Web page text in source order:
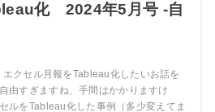
化 2024年5月号 -自
クセル月報をTableau化したいお話を
由すぎますね、手間はかかりますけ
ルをTableau化した事例（多少変えてま